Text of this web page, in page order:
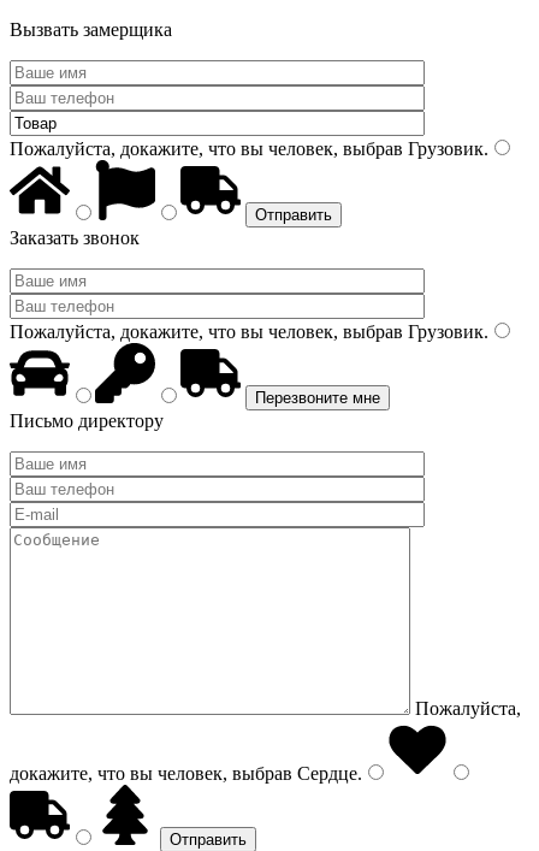
Вызвать замерщика
Пожалуйста, докажите, что вы человек, выбрав Грузовик.
Заказать звонок
Пожалуйста, докажите, что вы человек, выбрав Грузовик.
Письмо директору
Пожалуйста,
докажите, что вы человек, выбрав Сердце.